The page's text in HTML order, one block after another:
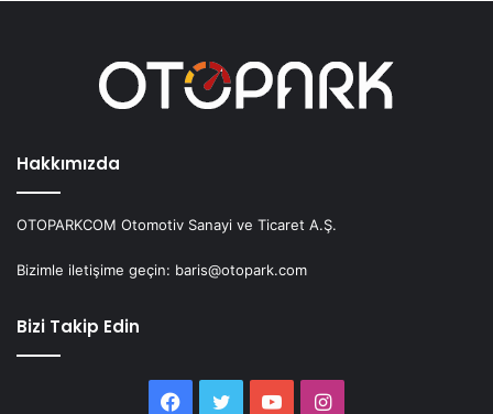
Hakkımızda
OTOPARKCOM Otomotiv Sanayi ve Ticaret A.Ş.
Bizimle iletişime geçin: baris@otopark.com
Bizi Takip Edin
Facebook
Twitter YouTubeInstagram